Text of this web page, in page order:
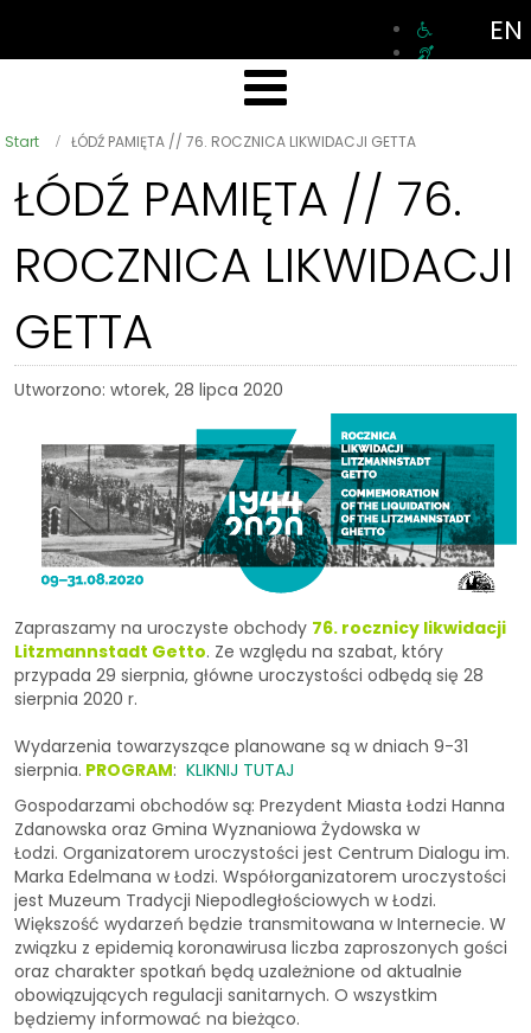
EN
Start ŁÓDŹ PAMIĘTA // 76. ROCZNICA LIKWIDACJI GETTA
ŁÓDŹ PAMIĘTA // 76.
ROCZNICA LIKWIDACJI
GETTA
Utworzono: wtorek, 28 lipca 2020
Zapraszamy na uroczyste obchody 76. rocznicy likwidacji
Litzmannstadt Getto. Ze względu na szabat, który
przypada 29 sierpnia, główne uroczystości odbędą się 28
sierpnia 2020 r.
Wydarzenia towarzyszące planowane są w dniach 9-31
sierpnia. PROGRAM: KLIKNIJ TUTAJ
Gospodarzami obchodów są: Prezydent Miasta Łodzi Hanna
Zdanowska oraz Gmina Wyznaniowa Żydowska w
Łodzi. Organizatorem uroczystości jest Centrum Dialogu im.
Marka Edelmana w Łodzi. Współorganizatorem uroczystości
jest Muzeum Tradycji Niepodległościowych w Łodzi.
Większość wydarzeń będzie transmitowana w Internecie. W
związku z epidemią koronawirusa liczba zaproszonych gości
oraz charakter spotkań będą uzależnione od aktualnie
obowiązujących regulacji sanitarnych. O wszystkim
będziemy informować na bieżąco.